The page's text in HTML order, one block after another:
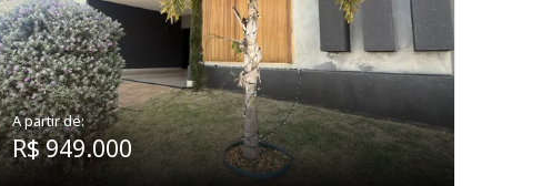
A partir de:
R$ 949.000